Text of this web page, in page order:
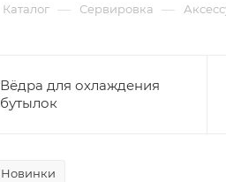
Каталог — Сервировка —
Вёдра для охлаждения
бутылок
Новинки